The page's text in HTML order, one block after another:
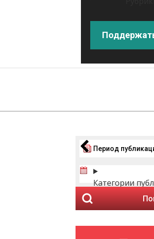
Период
Категории